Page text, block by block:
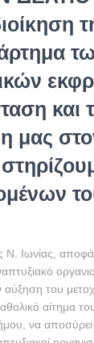
και
μας
Ν. Ιωνίας,
του
αίτημα
να